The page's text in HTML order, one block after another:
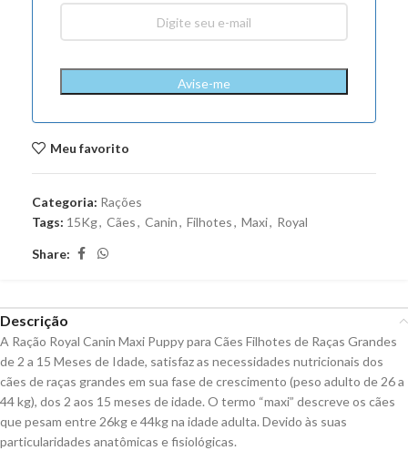
Avise-me
Meu favorito
Categoria: Rações
Tags: 15Kg, Cães, Canin, Filhotes, Maxi, Royal
Share:
Descrição
A Ração Royal Canin Maxi Puppy para Cães Filhotes de Raças Grandes
de 2 a 15 Meses de Idade, satisfaz as necessidades nutricionais dos
cães de raças grandes em sua fase de crescimento (peso adulto de 26 a
44 kg), dos 2 aos 15 meses de idade. O termo “maxi” descreve os cães
que pesam entre 26kg e 44kg na idade adulta. Devido às suas
particularidades anatômicas e fisiológicas.